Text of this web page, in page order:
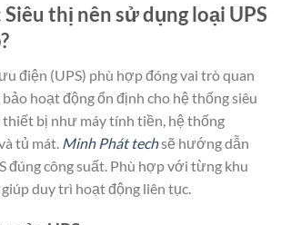
Siêu thị nên sử dụng loại UPS
điện (UPS) phù hợp đóng vai trò quan
hoạt động ổn định cho hệ thống siêu
thiết bị như máy tính tiền, hệ thống
tủ mát. Minh Phát techsẽ hướng dẫn
đúng công suất. Phù hợp với từng khu
duy trì hoạt động liên tục.